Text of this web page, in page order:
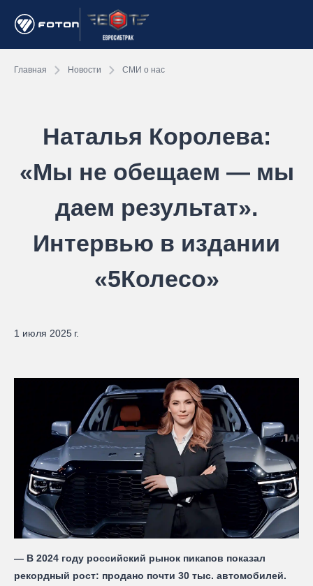
Главная Новости СМИ о нас
Наталья Королева:
«Мы не обещаем — мы
даем результат».
Интервью в издании
«5Колесо»
1 июля 2025 г.
— В 2024 году российский рынок пикапов показал
рекордный рост: продано почти 30 тыс. автомобилей.